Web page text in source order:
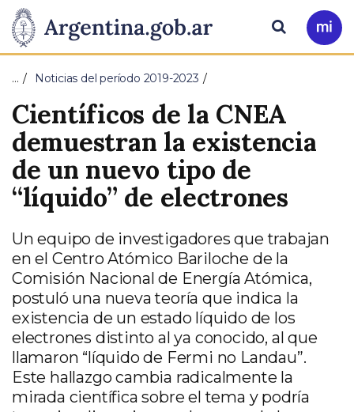
Presidencia
de
la
Nación
Pasar al contenido principal
Ir
a
Buscar
… Noticias del período 2019-2023
Científicos de la CNEA
demuestran la existencia
de un nuevo tipo de
“líquido” de electrones
Un equipo de investigadores que trabajan
en el Centro Atómico Bariloche de la
Comisión Nacional de Energía Atómica,
postuló una nueva teoría que indica la
existencia de un estado líquido de los
electrones distinto al ya conocido, al que
llamaron “líquido de Fermi no Landau”.
Este hallazgo cambia radicalmente la
mirada científica sobre el tema y podría